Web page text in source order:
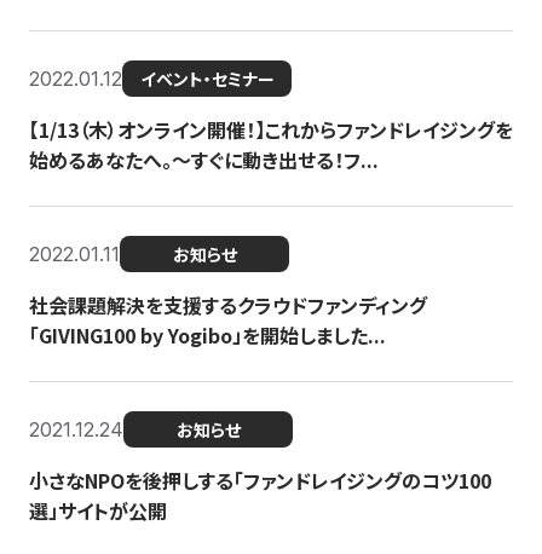
2022.01.12 イベント・セミナー
【1/13（木）オンライン開催！】これからファンドレイジングを
始めるあなたへ。〜すぐに動き出せる！フ...
2022.01.11 お知らせ
社会課題解決を支援するクラウドファンディング
「GIVING100 by Yogibo」を開始しました...
2021.12.24 お知らせ
小さなNPOを後押しする「ファンドレイジングのコツ100
選」サイトが公開